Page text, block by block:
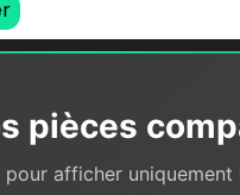
pièces
afficher